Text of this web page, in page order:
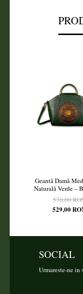
Geantă Damă
Naturală Verde –
Deluxe
570,00
529,00
SOCIAL
Urmareste-ne in